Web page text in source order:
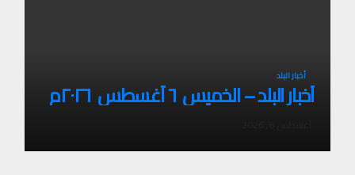
أخبار البلد
أخبار البلد – الخميس ٦ أغسطس ٢٠٢٦م